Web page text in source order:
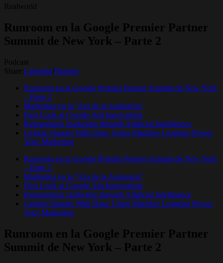
Realworld
Runroom en la Google Premier Partner
Summit de New York – Parte 2
Podcast
Share: Linkedin Bluesky
Runroom en la Google Premier Partner Summit de New York
– Parte 2
Marketing en la "Era de la Asistencia"
First Look at Google Ads Innovations
Reimagining marketing through Artificial Intelligence
Getting Smarter With Data: Using Machine Learning Power
Your Marketing
Runroom en la Google Premier Partner Summit de New York
– Parte 2
Marketing en la "Era de la Asistencia"
First Look at Google Ads Innovations
Reimagining marketing through Artificial Intelligence
Getting Smarter With Data: Using Machine Learning Power
Your Marketing
Runroom en la Google Premier Partner
Summit de New York – Parte 2